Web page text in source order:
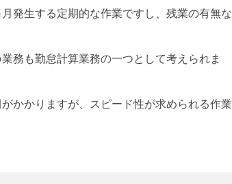
発生する定期的な作業ですし、残業の有無な
務も勤怠計算業務の一つとして考えられま
かかりますが、スピード性が求められる作業